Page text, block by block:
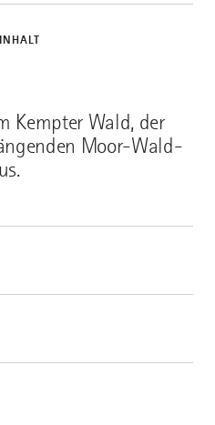
Kempter Wald, der
Moor-Wald-